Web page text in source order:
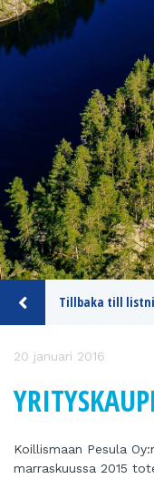
Tillbaka till
20 januari 2016
Koillismaan Pesula
marraskuussa 2015